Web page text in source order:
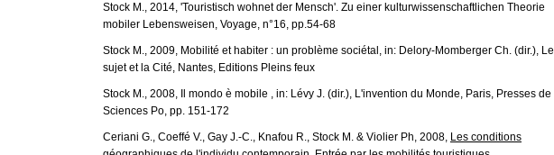
Stock M., 2014, 'Touristisch wohnet der Mensch'. Zu einer kulturwissenschaftlichen Theorie
mobiler Lebensweisen, Voyage, n°16, pp.54-68
Stock M., 2009, Mobilité et habiter : un problème sociétal, in: Delory-Momberger Ch. (dir.), Le
sujet et la Cité, Nantes, Editions Pleins feux
Stock M., 2008, Il mondo è mobile , in: Lévy J. (dir.), L'invention du Monde, Paris, Presses de
Sciences Po, pp. 151-172
Ceriani G., Coeffé V., Gay J.-C., Knafou R., Stock M. & Violier Ph, 2008, Les conditions